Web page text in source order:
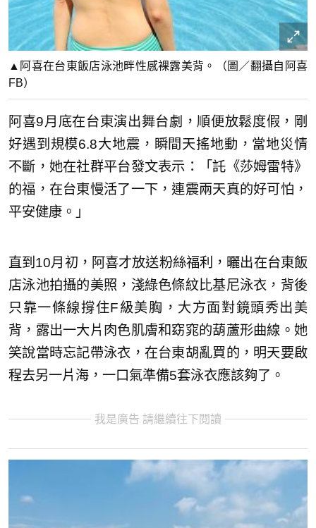
▲阿喜在台東飯店泳池畔性感裸露美背。（圖／翻攝自阿喜
FB）
阿喜9月底在台東演出舞台劇，順便放鬆度假，剛
好遇到規模6.8大地震，瞬間天搖地動，當地災情
不斷，她在社群平台發文表示：「託《莎姆雷特》
的福，在台東慢活了一下，連震兩天真的好可怕，
平安健康。」
直到10月初，阿喜才放送粉絲福利，曬出在台東飯
店泳池拍攝的美照，淺綠色條紋比基尼泳衣，背後
只靠一條線撐住F級美胸，大方面對鏡頭秀出美
背，露出一大片肉色肌膚和窈窕的葫蘆形曲線。她
笑說當時忘記帶泳衣，在台東胡亂買的，明天要啟
程去另一片海，一口氣準備5套泳衣應該夠了。
我是廣告 請繼續往下閱讀